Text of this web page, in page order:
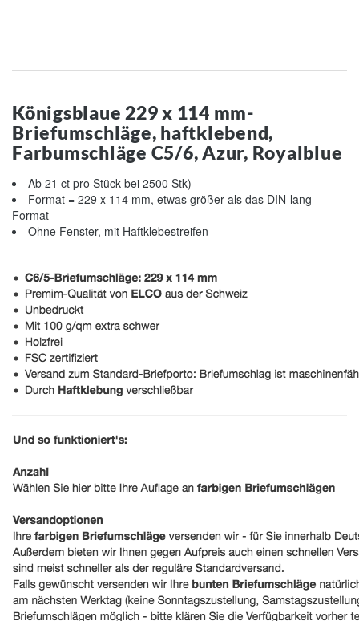
Königsblaue 229 x 114 mm-
Briefumschläge, haftklebend,
Farbumschläge C5/6, Azur, Royalblue
Ab 21 ct pro Stück bei 2500 Stk)
Format = 229 x 114 mm, etwas größer als das DIN-lang-
Format
Ohne Fenster, mit Haftklebestreifen